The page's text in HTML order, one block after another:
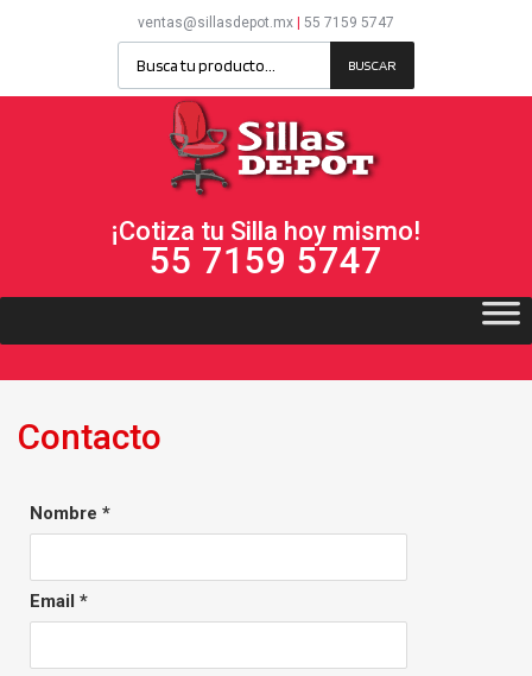
ventas@sillasdepot.mx | 55 7159 5747
BUSCAR
¡Cotiza tu Silla hoy mismo!
55 7159 5747
Contacto
Nombre *
Email *